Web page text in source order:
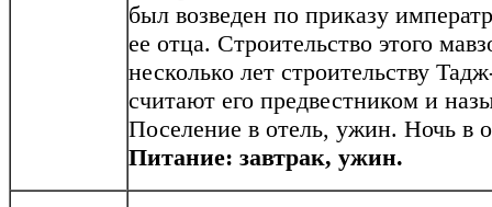
был возведен по приказу
ее отца. Строительство этого
несколько лет строительству
считают его предвестником и
Поселение в отель, ужин. Ночь в
Питание: завтрак, ужин.